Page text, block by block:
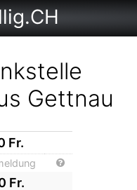
Gettnau
Fr.
Fr.